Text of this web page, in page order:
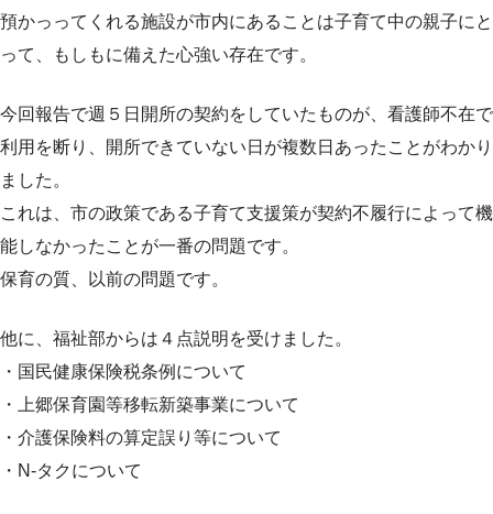
預かっってくれる施設が市内にあることは子育て中の親子にと
って、もしもに備えた心強い存在です。
今回報告で週５日開所の契約をしていたものが、看護師不在で
利用を断り、開所できていない日が複数日あったことがわかり
ました。
これは、市の政策である子育て支援策が契約不履行によって機
能しなかったことが一番の問題です。
保育の質、以前の問題です。
他に、福祉部からは４点説明を受けました。
・国民健康保険税条例について
・上郷保育園等移転新築事業について
・介護保険料の算定誤り等について
・N-タクについて